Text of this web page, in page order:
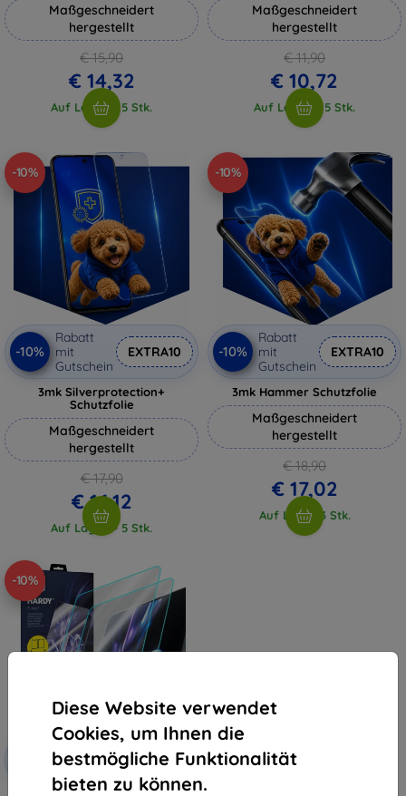
Diese Website verwendet
Cookies, um Ihnen die
bestmögliche Funktionalität
bieten zu können.
Maßgeschneidert
hergestellt
€ 15,90
€ 14,32
Auf Lager > 5 Stk.
Maßgeschneidert
hergestellt
€ 11,90
€ 10,72
Auf Lager > 5 Stk.
-10%
-10%
Rabatt
mit
Gutschein
EXTRA10
3mk Silverprotection+
Schutzfolie
Maßgeschneidert
hergestellt
€ 17,90
€ 16,12
Auf Lager > 5 Stk.
-10%
-10%
Rabatt
mit
Gutschein
EXTRA10
3mk Hammer Schutzfolie
Maßgeschneidert
hergestellt
€ 18,90
€ 17,02
Auf Lager 3 Stk.
-10%
Rabatt
mit
Gutschein
EXTRA10